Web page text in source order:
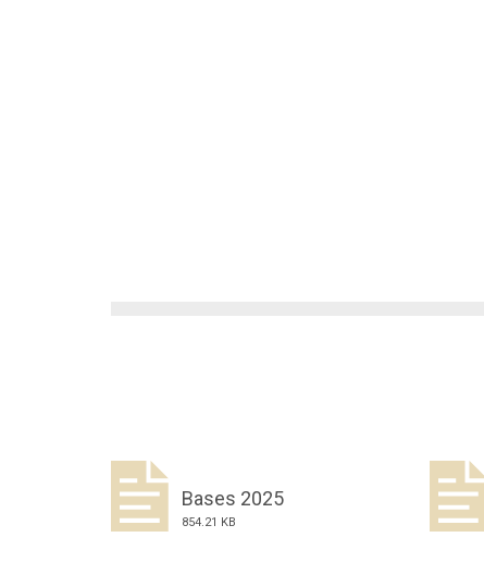
Bases 2025
854.21 KB